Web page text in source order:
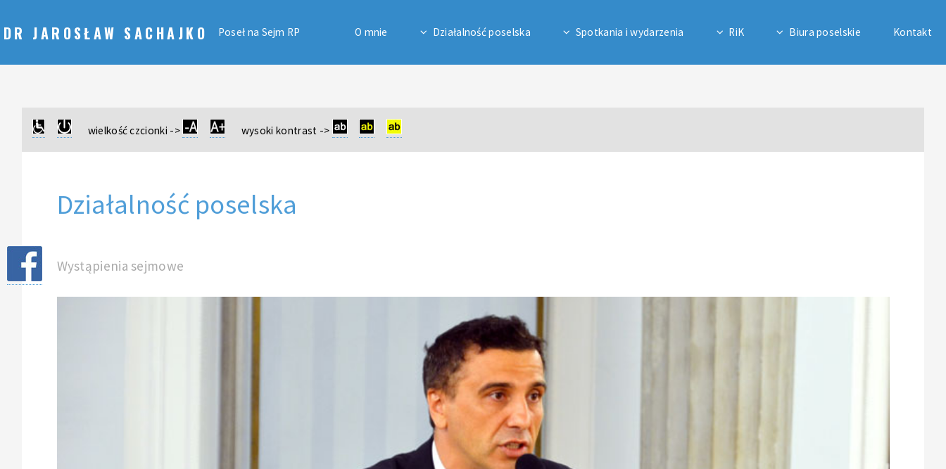
DR JAROSŁAW SACHAJKO Poseł na Sejm RP O mnie Działalność poselska Spotkania i wydarzenia RiK Biura poselskie Kontakt
wielkość czcionki -> wysoki kontrast ->
Działalność poselska
Wystąpienia sejmowe